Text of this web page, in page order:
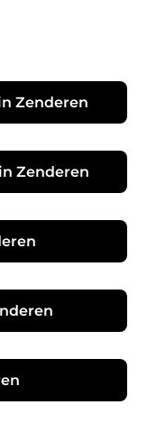
Zenderen
Zenderen